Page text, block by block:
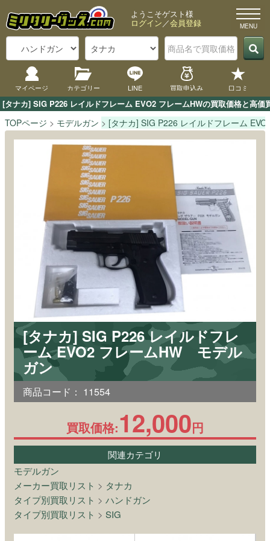
[タナカ] SIG P226 レイルドフレーム EVO2 フレームHWの買取価格と高
ようこそゲスト様
ログイン／会員登録
マイページ カテゴリー LINE 買取申込み 口コミ
TOPページ モデルガン [タナカ] SIG P226 レイルドフレーム
[タナカ] SIG P226 レイルドフレ
ーム EVO2 フレームHW モデル
ガン
商品コード： 11554
買取価格:12,000円
関連カテゴリ
モデルガン
メーカー買取リスト > タナカ
タイプ別買取リスト > ハンドガン
タイプ別買取リスト > SIG